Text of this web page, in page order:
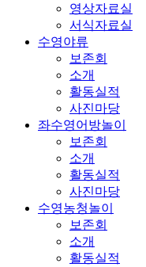
영상자료실
서식자료실
수영야류
보존회
소개
활동실적
사진마당
좌수영어방놀이
보존회
소개
활동실적
사진마당
수영농청놀이
보존회
소개
활동실적